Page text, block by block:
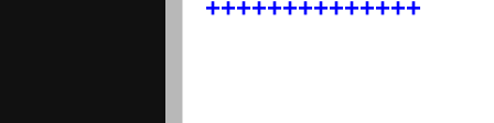
++++++++++++++